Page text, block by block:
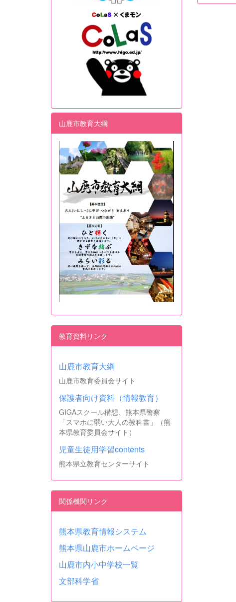
山鹿市教育大綱
教育資料リンク
山鹿市教育大綱
山鹿市教育委員会サイト
保護者向け資料（情報教育）
GIGAスクール構想、熊本県警察
「スマホに弱い大人の教科書」（熊
本県教育委員会サイト）
児童生徒用学習contents
熊本県立教育センターサイト
関係機関リンク
熊本県教育情報システム
熊本県山鹿市ホームページ
山鹿市内小中学校一覧
文部科学省